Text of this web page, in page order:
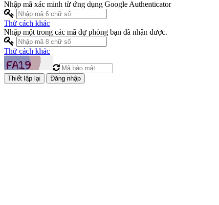
Nhập mã xác minh từ ứng dụng Google Authenticator
Thử cách khác
Nhập một trong các mã dự phòng bạn đã nhận được.
Thử cách khác
Đăng nhập